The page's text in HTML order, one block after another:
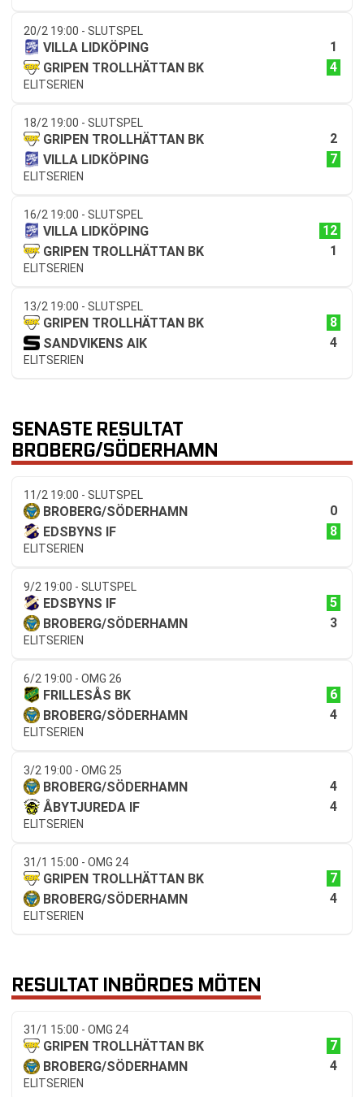
20/2 19:00 - SLUTSPEL
VILLA LIDKÖPING
1
GRIPEN TROLLHÄTTAN BK
4
ELITSERIEN
18/2 19:00 - SLUTSPEL
GRIPEN TROLLHÄTTAN BK
2
VILLA LIDKÖPING
7
ELITSERIEN
16/2 19:00 - SLUTSPEL
VILLA LIDKÖPING
12
GRIPEN TROLLHÄTTAN BK
1
ELITSERIEN
13/2 19:00 - SLUTSPEL
GRIPEN TROLLHÄTTAN BK
8
SANDVIKENS AIK
4
ELITSERIEN
SENASTE RESULTAT
BROBERG/SÖDERHAMN
11/2 19:00 - SLUTSPEL
BROBERG/SÖDERHAMN
0
EDSBYNS IF
8
ELITSERIEN
9/2 19:00 - SLUTSPEL
EDSBYNS IF
5
BROBERG/SÖDERHAMN
3
ELITSERIEN
6/2 19:00 - OMG 26
FRILLESÅS BK
6
BROBERG/SÖDERHAMN
4
ELITSERIEN
3/2 19:00 - OMG 25
BROBERG/SÖDERHAMN
4
ÅBYTJUREDA IF
4
ELITSERIEN
31/1 15:00 - OMG 24
GRIPEN TROLLHÄTTAN BK
7
BROBERG/SÖDERHAMN
4
ELITSERIEN
RESULTAT INBÖRDES MÖTEN
31/1 15:00 - OMG 24
GRIPEN TROLLHÄTTAN BK
7
BROBERG/SÖDERHAMN
4
ELITSERIEN